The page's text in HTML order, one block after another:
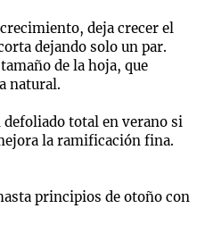
deja crecer el
dejando solo un par.
de la hoja, que
natural.
defoliado total en verano si
la ramificación fina.
principios de otoño con